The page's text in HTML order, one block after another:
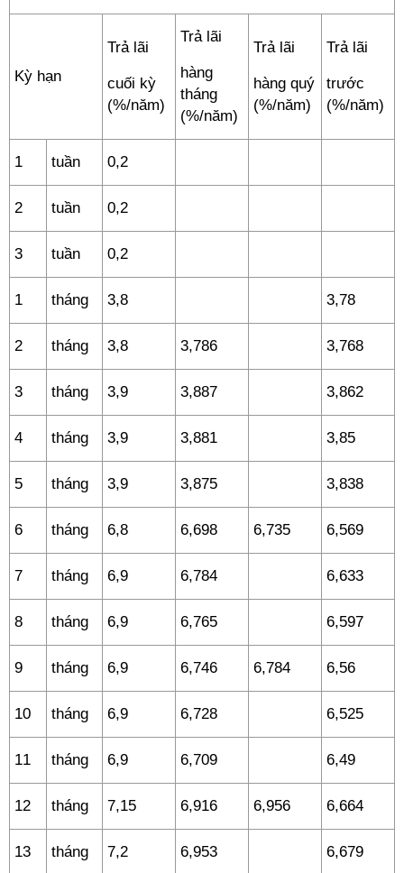
Kỳ hạn
Trả lãi
cuối kỳ
(%/năm)
Trả lãi
hàng
tháng
(%/năm)
Trả lãi
hàng quý
(%/năm)
Trả lãi
trước
(%/năm)
1 tuần 0,2
2 tuần 0,2
3 tuần 0,2
1 tháng 3,8 3,78
2 tháng 3,8 3,786 3,768
3 tháng 3,9 3,887 3,862
4 tháng 3,9 3,881 3,85
5 tháng 3,9 3,875 3,838
6 tháng 6,8 6,698 6,735 6,569
7 tháng 6,9 6,784 6,633
8 tháng 6,9 6,765 6,597
9 tháng 6,9 6,746 6,784 6,56
10 tháng 6,9 6,728 6,525
11 tháng 6,9 6,709 6,49
12 tháng 7,15 6,916 6,956 6,664
13 tháng 7,2 6,953 6,679